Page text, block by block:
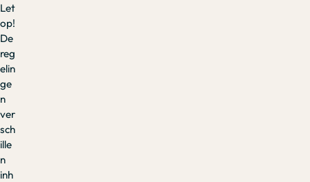
Let
op!
De
reg
elin
ge
n
ver
sch
ille
n
inh